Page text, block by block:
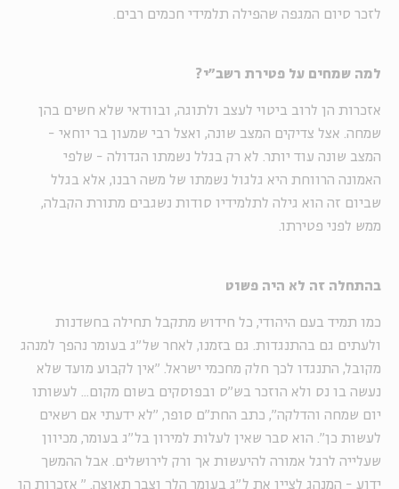
לזכר סיום המגפה שהפילה תלמידי חכמים רבים.
למה שמחים על פטירת רשב"י?
אזכרות הן לרוב ביטוי לעצב ולתוגה, ובוודאי שלא חשים בהן
שמחה. אצל צדיקים המצב שונה, ואצל רבי שמעון בר יוחאי -
המצב שונה עוד יותר. לא רק בגלל נשמתו הגדולה - שלפי
האמונה הרווחת היא גלגול נשמתו של משה רבנו, אלא בגלל
שביום זה הוא גילה לתלמידיו סודות נשגבים מתורת הקבלה,
ממש לפני פטירתו.
בהתחלה זה לא היה פשוט
כמו תמיד בעם היהודי, כל חידוש מתקבל תחילה בחשדנות
ולעתים גם בהתנגדות. גם בזמנו, לאחר של"ג בעומר נהפך למנהג
מקובל, התנגדו לכך חלק מחכמי ישראל. "אין לקבוע מועד שלא
נעשה בו נס ולא הוזכר בש"ס ובפוסקים בשום מקום... לעשותו
יום שמחה והדלקה", כתב החת"ם סופר, "לא ידעתי אם רשאים
לעשות כן". הוא סבר שאין לעלות למירון בל"ג בעומר, מכיוון
שעלייה לרגל אמורה להיעשות אך ורק לירושלים. אבל ההמשך
ידוע - המנהג לציין את ל"ג בעומר הלך וצבר תאוצה. " אזכרות הן